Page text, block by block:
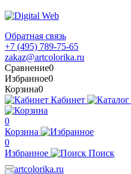
Обратная связь
+7 (495) 789-75-65
zakaz@artcolorika.ru
Сравнение0
Избранное0
Корзина0
Кабинет
0
Корзина
0
Избранное
Поиск